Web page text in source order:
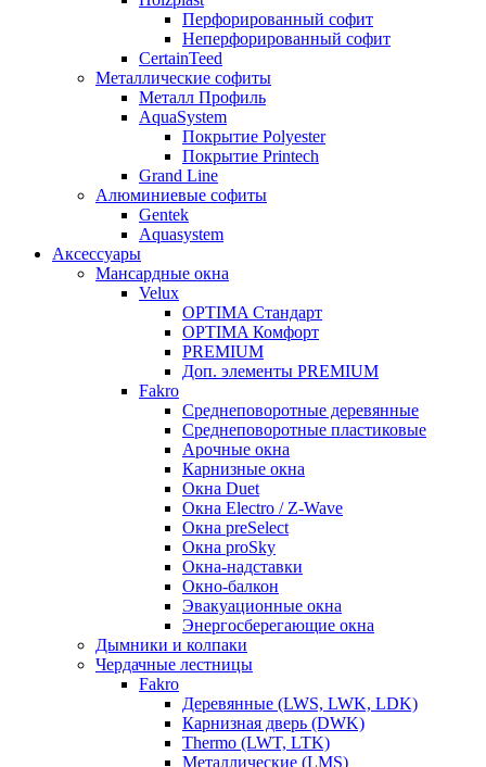
Перфорированный софит
Неперфорированный софит
CertainTeed
Металлические софиты
Металл Профиль
AquaSystem
Покрытие Polyester
Покрытие Printech
Grand Line
Алюминиевые софиты
Gentek
Aquasystem
Аксессуары
Мансардные окна
Velux
OPTIMA Стандарт
OPTIMA Комфорт
PREMIUM
Доп. элементы PREMIUM
Fakro
Cреднеповоротные деревянные
Cреднеповоротные пластиковые
Арочные окна
Карнизные окна
Окна Duet
Окна Electro / Z-Wave
Окна preSelect
Окна proSky
Окна-надставки
Окно-балкон
Эвакуационные окна
Энергосберегающие окна
Дымники и колпаки
Чердачные лестницы
Fakro
Деревянные (LWS, LWK, LDK)
Карнизная дверь (DWK)
Thermo (LWT, LTK)
Металлические (LMS)